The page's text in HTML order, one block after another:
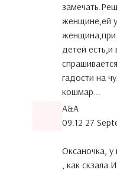
женщине,ей
женщина,при
детей есть,и
гадости на
кошмар...
A&A
09:12 27
Оксаночка, у
, как скзала